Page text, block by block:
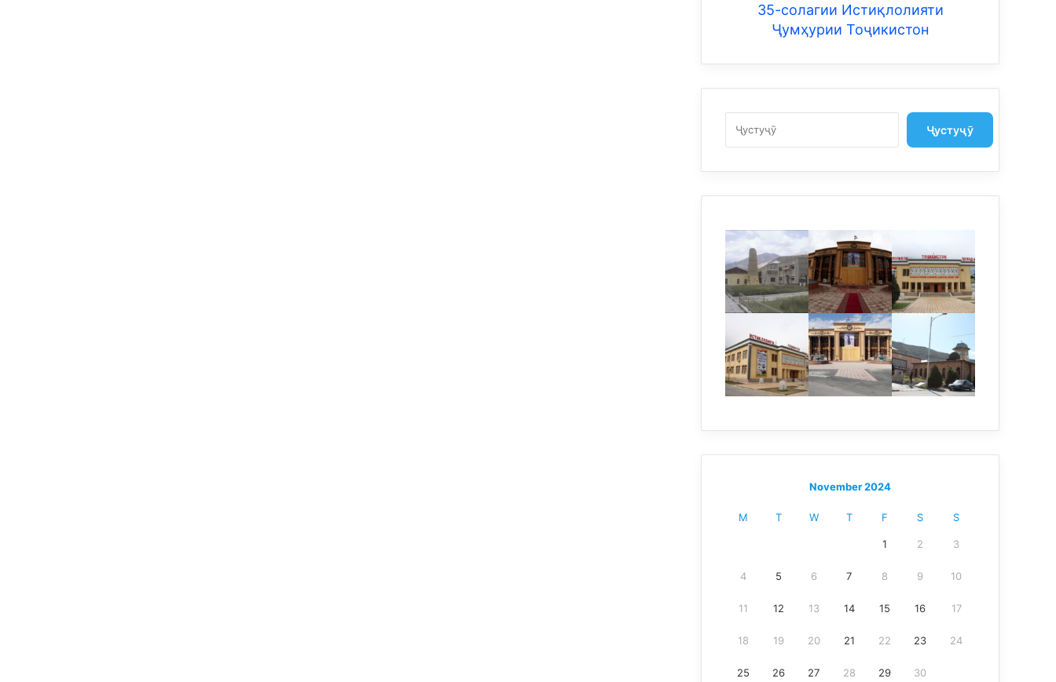
35-солагии Истиқлолияти
Ҷумҳурии Тоҷикистон
Ҷустуҷӯ
November 2024
M T W T F S S
1 2 3
4 5 6 7 8 9 10
11 12 13 14 15 16 17
18 19 20 21 22 23 24
25 26 27 28 29
30